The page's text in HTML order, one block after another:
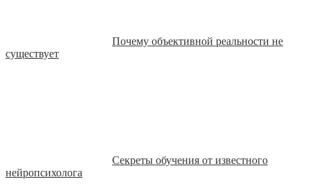
Почему объективной реальности не
существует
Секреты обучения от известного
нейропсихолога